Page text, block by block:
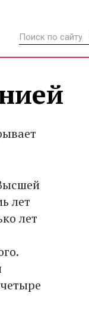
лет
лет